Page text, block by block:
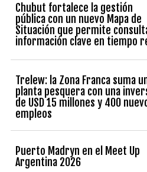
Chubut fortalece la gestión
pública con un nuevo Mapa de
Situación que permite
información clave en tiempo
Trelew: la Zona Franca suma
planta pesquera con una
de USD 15 millones y 400
empleos
Puerto Madryn en el Meet Up
Argentina 2026